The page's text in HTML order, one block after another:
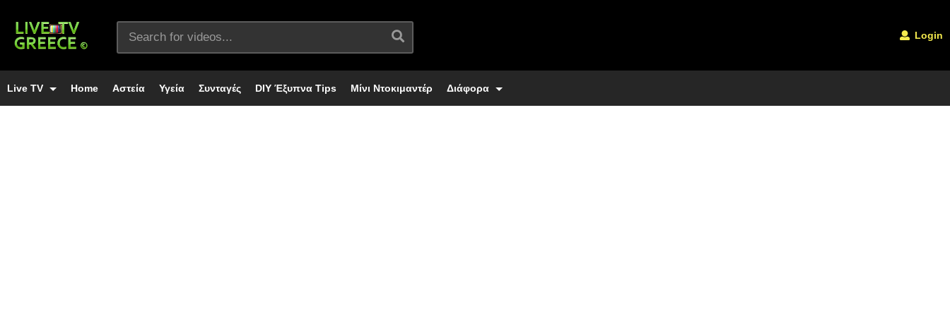
Login
Live TV Home Αστεία Υγεία Συνταγές DIY Έξυπνα Tips Μίνι Ντοκιμαντέρ Διάφορα